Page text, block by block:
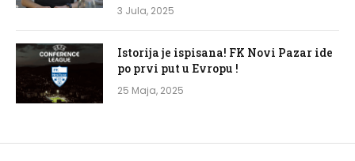
3 Jula, 2025
Istorija je ispisana! FK Novi Pazar ide
po prvi put u Evropu !
25 Maja, 2025